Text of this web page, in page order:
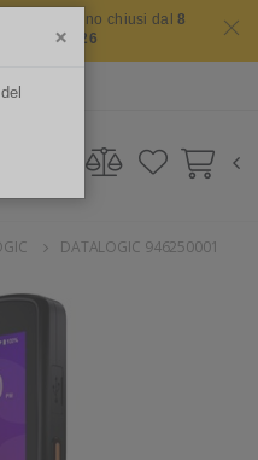
uffici saranno chiusi dal8
agosto 2026
DATALOGIC 946250001
×